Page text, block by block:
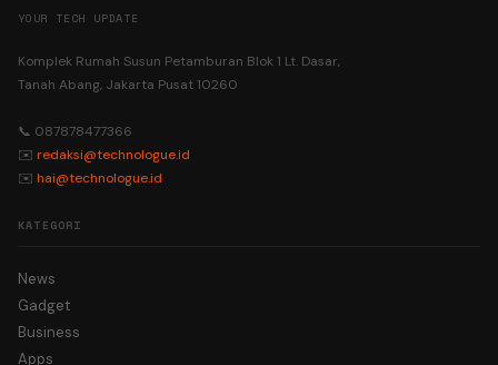
YOUR TECH UPDATE
Komplek Rumah Susun Petamburan Blok 1 Lt. Dasar,
Tanah Abang, Jakarta Pusat 10260
📞 087878477366
✉️ redaksi@technologue.id
✉️ hai@technologue.id
KATEGORI
News
Gadget
Business
Apps